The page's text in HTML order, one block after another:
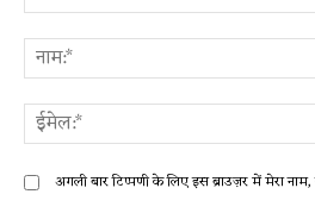
अगली बार टिप्पणी के लिए इस ब्राउज़र में मेरा